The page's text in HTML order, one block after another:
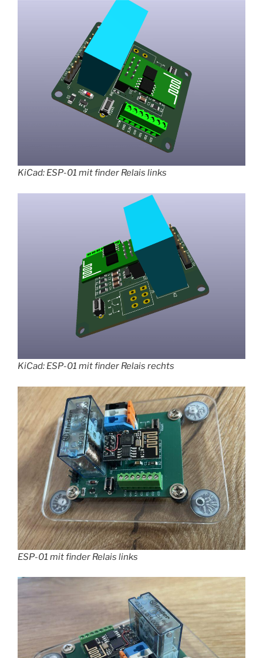
KiCad: ESP-01 mit finder Relais links
KiCad: ESP-01 mit finder Relais rechts
ESP-01 mit finder Relais links